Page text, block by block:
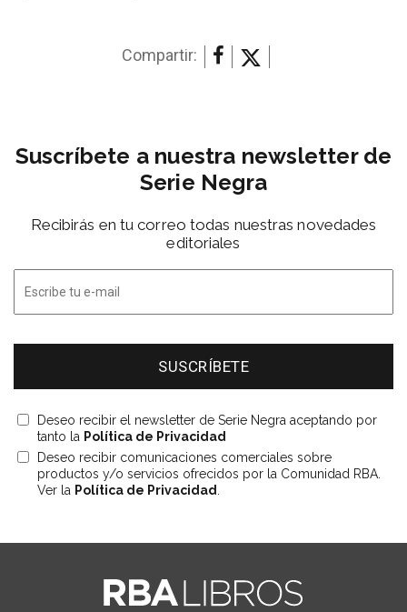
Compartir:
Suscríbete a nuestra newsletter de
Serie Negra
Recibirás en tu correo todas nuestras novedades
editoriales
Deseo recibir el newsletter de Serie Negra aceptando por
tanto la Política de Privacidad
Deseo recibir comunicaciones comerciales sobre
productos y/o servicios ofrecidos por la Comunidad RBA.
Ver la Política de Privacidad